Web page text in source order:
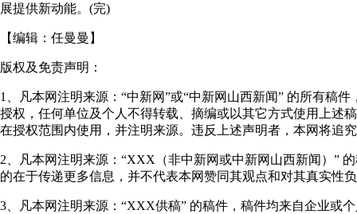
展提供新动能。(完)
【编辑： 任曼曼 】
版权及免责声明：
1、凡本网注明来源：“中新网”或“中新网山西新闻” 的所有稿
授权，任何单位及个人不得转载、摘编或以其它方式使用上述
在授权范围内使用，并注明来源。违反上述声明者，本网将追
2、凡本网注明来源：“XXX（非中新网或中新网山西新闻）”
的在于传递更多信息，并不代表本网赞同其观点和对其真实性
3、凡本网注明来源：“XXX供稿” 的稿件，稿件均来自企业或